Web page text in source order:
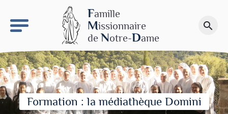
Famille
Missionnaire
de Notre-Dame
search
Faire un don
Formation : la médiathèque Domini